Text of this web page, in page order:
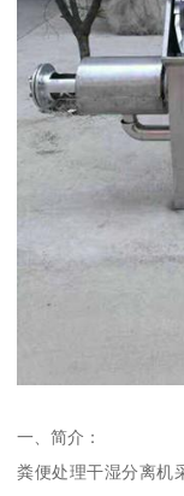
一、简介：
粪便处理干湿分离机